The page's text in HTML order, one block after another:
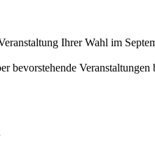
Ihrer Wahl im
bevorstehende